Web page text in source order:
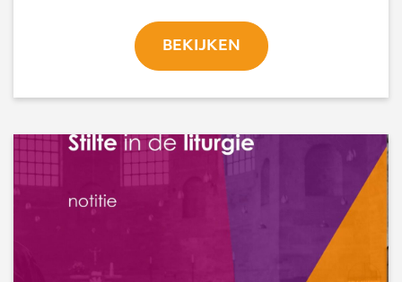
BEKIJKEN